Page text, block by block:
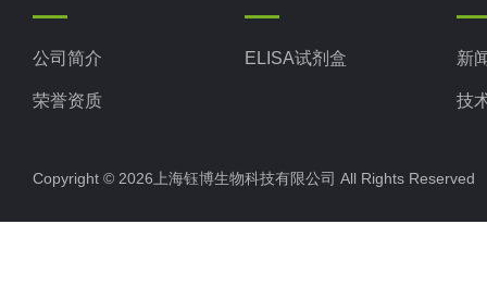
公司简介
荣誉资质
ELISA试剂盒 新
技
Copyright © 2026上海钰博生物科技有限公司 All Rights